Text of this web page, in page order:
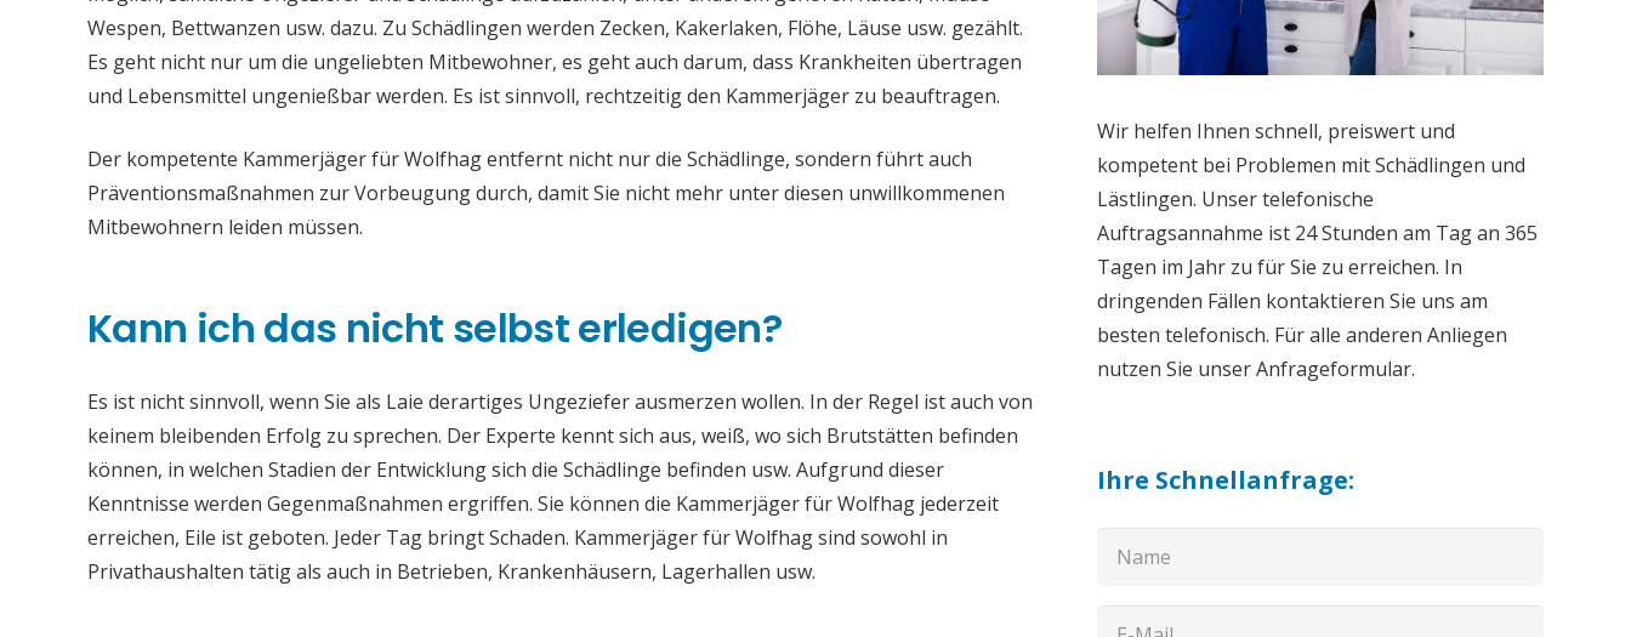
Wespen, Bettwanzen usw. dazu. Zu Schädlingen werden Zecken, Kakerlaken, Flöhe, Läuse usw. gezählt.
Es geht nicht nur um die ungeliebten Mitbewohner, es geht auch darum, dass Krankheiten übertragen
und Lebensmittel ungenießbar werden. Es ist sinnvoll, rechtzeitig den Kammerjäger zu beauftragen.
Der kompetente Kammerjäger für Wolfhag entfernt nicht nur die Schädlinge, sondern führt auch
Präventionsmaßnahmen zur Vorbeugung durch, damit Sie nicht mehr unter diesen unwillkommenen
Mitbewohnern leiden müssen.
Kann ich das nicht selbst erledigen?
Es ist nicht sinnvoll, wenn Sie als Laie derartiges Ungeziefer ausmerzen wollen. In der Regel ist auch von
keinem bleibenden Erfolg zu sprechen. Der Experte kennt sich aus, weiß, wo sich Brutstätten befinden
können, in welchen Stadien der Entwicklung sich die Schädlinge befinden usw. Aufgrund dieser
Kenntnisse werden Gegenmaßnahmen ergriffen. Sie können die Kammerjäger für Wolfhag jederzeit
erreichen, Eile ist geboten. Jeder Tag bringt Schaden. Kammerjäger für Wolfhag sind sowohl in
Privathaushalten tätig als auch in Betrieben, Krankenhäusern, Lagerhallen usw.
Wir helfen Ihnen schnell, preiswert und
kompetent bei Problemen mit Schädlingen und
Lästlingen. Unser telefonische
Auftragsannahme ist 24 Stunden am Tag an 365
Tagen im Jahr zu für Sie zu erreichen. In
dringenden Fällen kontaktieren Sie uns am
besten telefonisch. Für alle anderen Anliegen
nutzen Sie unser Anfrageformular.
Ihre Schnellanfrage: